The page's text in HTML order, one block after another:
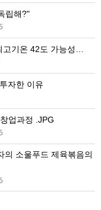
립해?"
기온 42도 가능성…
자한 이유
업과정 .JPG